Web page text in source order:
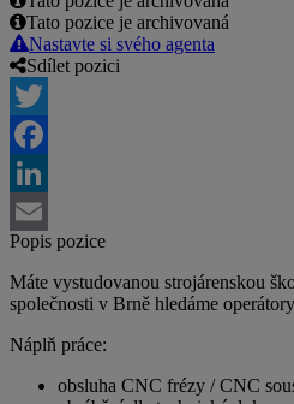
Tato pozice je archivovaná
Nastavte si svého agenta
Sdílet pozici
Twitter
Facebook
LinkedIn
Email
Popis pozice
Máte vystudovanou strojárenskou
společnosti v Brně hledáme
Náplň práce:
obsluha CNC frézy / CNC